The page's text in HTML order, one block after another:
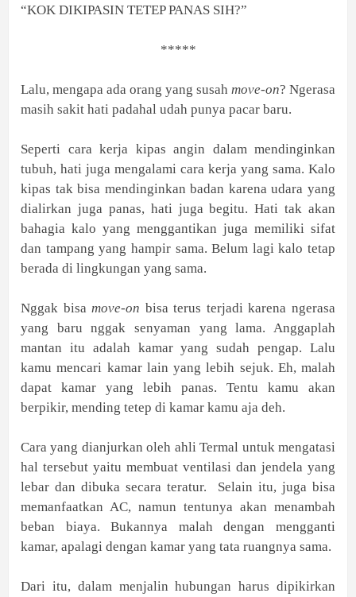
“KOK DIKIPASIN TETEP PANAS SIH?”
*****
Lalu, mengapa ada orang yang susah move-on? Ngerasa
masih sakit hati padahal udah punya pacar baru.
Seperti cara kerja kipas angin dalam mendinginkan
tubuh, hati juga mengalami cara kerja yang sama. Kalo
kipas tak bisa mendinginkan badan karena udara yang
dialirkan juga panas, hati juga begitu. Hati tak akan
bahagia kalo yang menggantikan juga memiliki sifat
dan tampang yang hampir sama. Belum lagi kalo tetap
berada di lingkungan yang sama.
Nggak bisamove-on bisa terus terjadi karena ngerasa
yang baru nggak senyaman yang lama. Anggaplah
mantan itu adalah kamar yang sudah pengap. Lalu
kamu mencari kamar lain yang lebih sejuk. Eh, malah
dapat kamar yang lebih panas. Tentu kamu akan
berpikir, mending tetep di kamar kamu aja deh.
Cara yang dianjurkan oleh ahli Termal untuk mengatasi
hal tersebut yaitu membuat ventilasi dan jendela yang
lebar dan dibuka secara teratur. Selain itu, juga bisa
memanfaatkan AC, namun tentunya akan menambah
beban biaya. Bukannya malah dengan mengganti
kamar, apalagi dengan kamar yang tata ruangnya sama.
Dari itu, dalam menjalin hubungan harus dipikirkan